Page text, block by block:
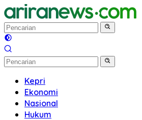
Langsung
ke
konten
Kepri
Ekonomi
Nasional
Hukum